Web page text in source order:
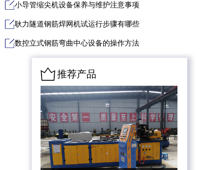
小导管缩尖机设备保养与维护注意事项
耿力隧道钢筋焊网机试运行步骤有哪些
数控立式钢筋弯曲中心设备的操作方法
推荐产品